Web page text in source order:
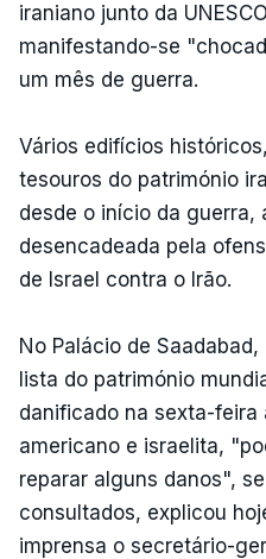
iraniano junto da
manifestando-se
um mês de guerra.
Vários edifícios
tesouros do património
desde o início da guerra,
desencadeada pela
de Israel contra o Irão.
No Palácio de
lista do património
danificado na sexta-feira
americano e israelita,
reparar alguns danos",
consultados, explicou
imprensa o secretário-